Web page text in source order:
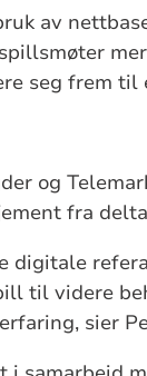
av
seg frem
og
fra
digitale
til videre
sier